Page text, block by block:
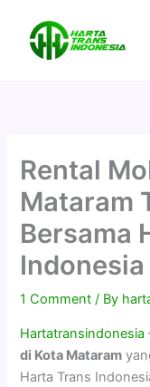
content
Rental
Mataram
Bersama
Indonesia
1 Comment / By
Hartatransindonesia
di Kota Mataram
Harta Trans